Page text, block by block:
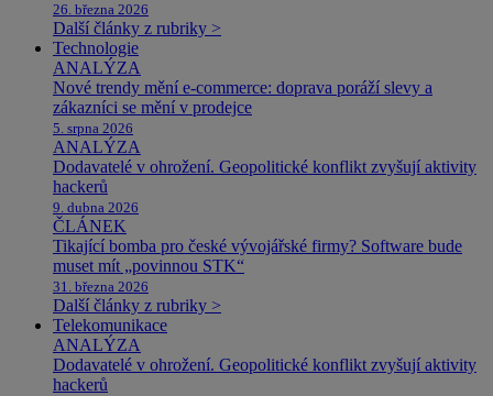
26. března 2026
Další články z rubriky >
Technologie
ANALÝZA
Nové trendy mění e-commerce: doprava poráží slevy a
zákazníci se mění v prodejce
5. srpna 2026
ANALÝZA
Dodavatelé v ohrožení. Geopolitické konflikt zvyšují aktivity
hackerů
9. dubna 2026
ČLÁNEK
Tikající bomba pro české vývojářské firmy? Software bude
muset mít „povinnou STK“
31. března 2026
Další články z rubriky >
Telekomunikace
ANALÝZA
Dodavatelé v ohrožení. Geopolitické konflikt zvyšují aktivity
hackerů